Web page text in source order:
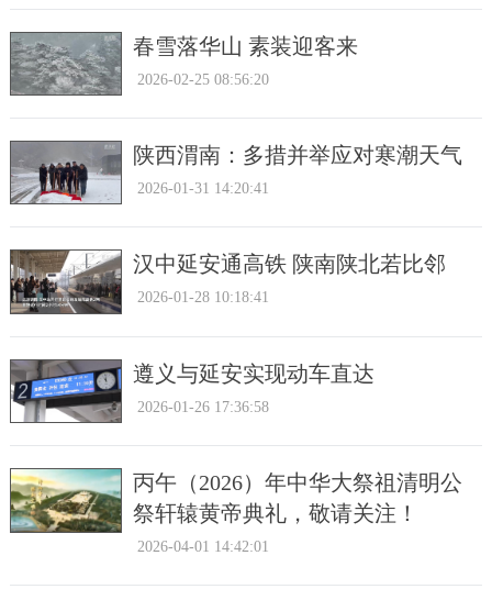
春雪落华山 素装迎客来
2026-02-25 08:56:20
陕西渭南：多措并举应对寒潮天气
2026-01-31 14:20:41
汉中延安通高铁 陕南陕北若比邻
2026-01-28 10:18:41
遵义与延安实现动车直达
2026-01-26 17:36:58
丙午（2026）年中华大祭祖清明公
祭轩辕黄帝典礼，敬请关注！
2026-04-01 14:42:01